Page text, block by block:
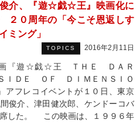
介、『遊☆戯☆王』映画化に
２０周年の「今こそ恩返しす
ミング」
TOPICS 2016年2月11日
『遊☆戯☆王 ＴＨＥ ＤＡＲ
ＩＤＥ ＯＦ ＤＩＭＥＮＳＩＯ
アフレコイベントが１０日、東京
俊介、津田健次郎、ケンドーコバ
した。 この映画は、１９９６年